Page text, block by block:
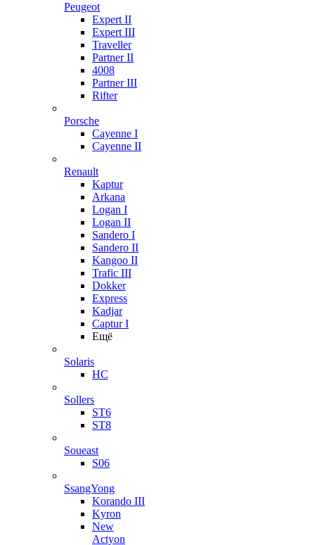
Peugeot
Expert II
Expert III
Traveller
Partner II
4008
Partner III
Rifter
Porsche
Cayenne I
Cayenne II
Renault
Kaptur
Arkana
Logan I
Logan II
Sandero I
Sandero II
Kangoo II
Trafic III
Dokker
Express
Kadjar
Captur I
Ещё
Solaris
HC
Sollers
ST6
ST8
Soueast
S06
SsangYong
Korando III
Kyron
New
Actyon